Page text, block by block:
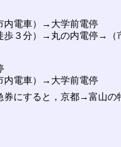
電車）→大学前電停
３分）→丸の内電停→（
電車）→大学前電停
にすると，京都→富山の